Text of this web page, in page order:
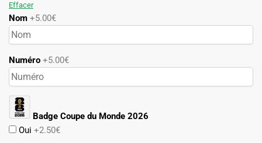
Effacer
Nom +5.00€
Numéro +5.00€
Badge Coupe du Monde 2026
Oui +2.50€